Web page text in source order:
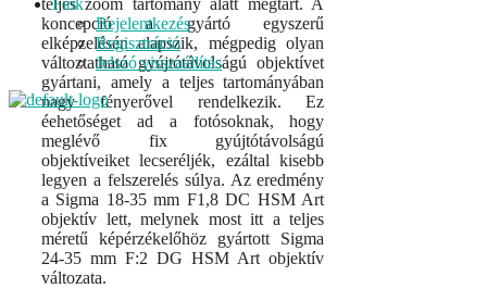
Fiók
Bejelentkezés
Regisztráció
Jelszó visszaállítás
teljes zoom tartomány alatt megtart. A
koncepció a gyártó egyszerű
elképzelésén alapszik, mégpedig olyan
változtatható gyújtótávolságú objektívet
gyártani, amely a teljes tartományában
nagy fényerővel rendelkezik. Ez
éehetőséget ad a fotósoknak, hogy
meglévő fix gyújtótávolságú
objektíveiket lecseréljék, ezáltal kisebb
legyen a felszerelés súlya. Az eredmény
a Sigma 18-35 mm F1,8 DC HSM Art
objektív lett, melynek most itt a teljes
méretű képérzékelőhöz gyártott Sigma
24-35 mm F:2 DG HSM Art objektív
változata.